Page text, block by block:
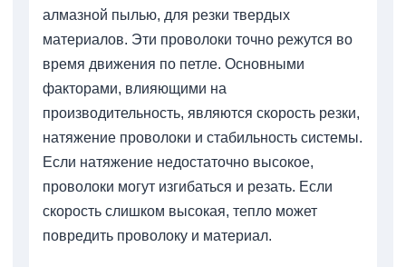
алмазной пылью, для резки твердых
материалов. Эти проволоки точно режутся во
время движения по петле. Основными
факторами, влияющими на
производительность, являются скорость резки,
натяжение проволоки и стабильность системы.
Если натяжение недостаточно высокое,
проволоки могут изгибаться и резать. Если
скорость слишком высокая, тепло может
повредить проволоку и материал.